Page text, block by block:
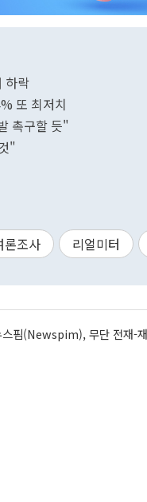
하락
또 최저치
촉구할 듯"
"
론조사 리얼미터
스핌(Newspim), 무단 전재-